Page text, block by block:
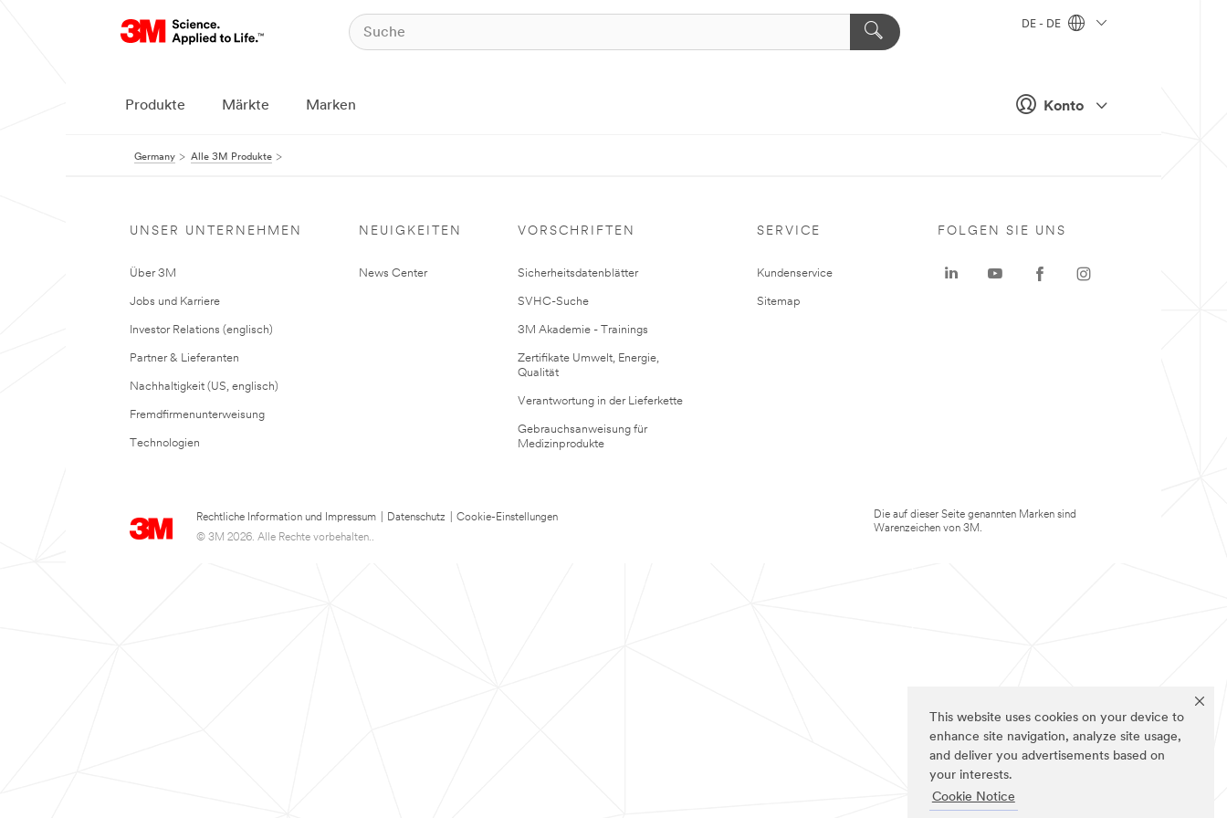
This website uses cookies on your device to
enhance site navigation, analyze site usage,
and deliver you advertisements based on
your interests.
Cookie Notice
Konto
DE - DE
Produkte Märkte Marken
Germany Alle 3M Produkte
UNSER UNTERNEHMEN
Über 3M
Jobs und Karriere
Investor Relations (englisch)
Partner & Lieferanten
Nachhaltigkeit (US, englisch)
Fremdfirmenunterweisung
Technologien
NEUIGKEITEN
News Center
VORSCHRIFTEN
Sicherheitsdatenblätter
SVHC-Suche
3M Akademie - Trainings
Zertifikate Umwelt, Energie,
Qualität
Verantwortung in der Lieferkette
Gebrauchsanweisung für
Medizinprodukte
SERVICE
Kundenservice
Sitemap
Rechtliche Information und Impressum Datenschutz
Cookie-Einstellungen
© 3M 2026. Alle Rechte vorbehalten..
FOLGEN SIE UNS
Die auf dieser Seite genannten Marken sind
Warenzeichen von 3M.